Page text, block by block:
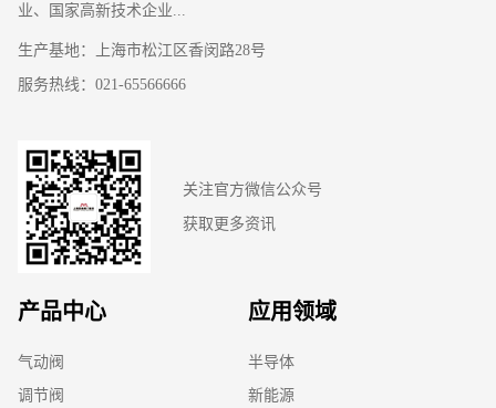
业、国家高新技术企业...
生产基地：上海市松江区香闵路28号
服务热线：021-65566666
关注官方微信公众号
获取更多资讯
产品中心
气动阀
调节阀
应用领域
半导体
新能源